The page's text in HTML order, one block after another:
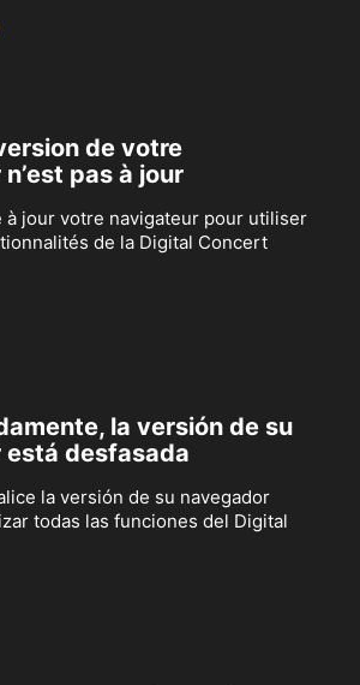
de votre
pas à jour
à jour votre navigateur pour utiliser
de la Digital Concert
la versión de su
está desfasada
la versión de su navegador
todas las funciones del Digital